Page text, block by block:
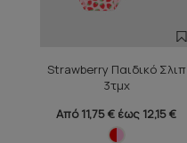
Strawberry Παιδικό Σλιπ
3τμχ
Από 11,75 € έως 12,15 €